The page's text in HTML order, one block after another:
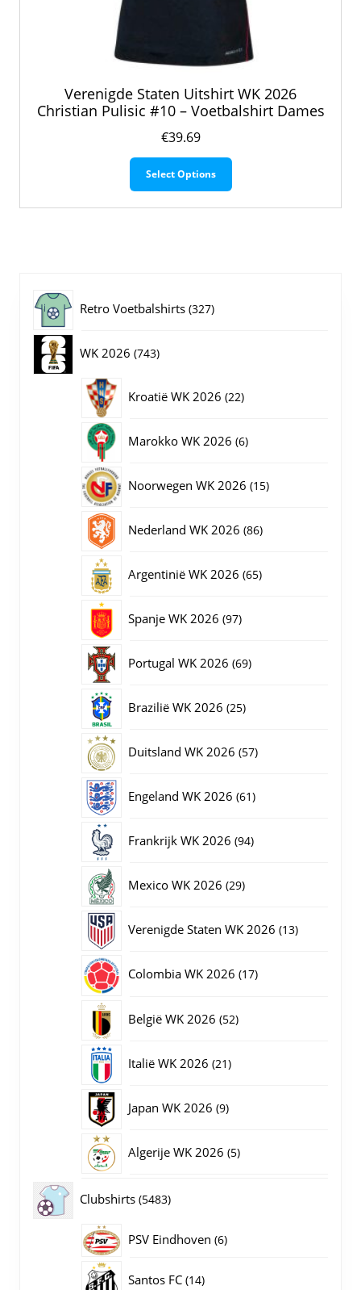
Verenigde Staten Uitshirt WK 2026
Christian Pulisic #10 – Voetbalshirt Dames
€39.69
Select Options
Dit
Retro Voetbalshirts 327327
WK 2026 743743
Kroatië WK 2026 2222
Marokko WK 2026 66
Noorwegen WK 2026 1515
Nederland WK 2026 8686
Argentinië WK 2026 6565
Spanje WK 2026 9797
Portugal WK 2026 6969
Brazilië WK 2026 2525
Duitsland WK 2026 5757
Engeland WK 2026 6161
Frankrijk WK 2026 9494
Mexico WK 2026 2929
Verenigde Staten WK 2026 1313
Colombia WK 2026 1717
België WK 2026 5252
Italië WK 2026 2121
Japan WK 2026 99
Algerije WK 2026 55
Clubshirts 54835483
producten
PSV Eindhoven 66
Santos FC 1414